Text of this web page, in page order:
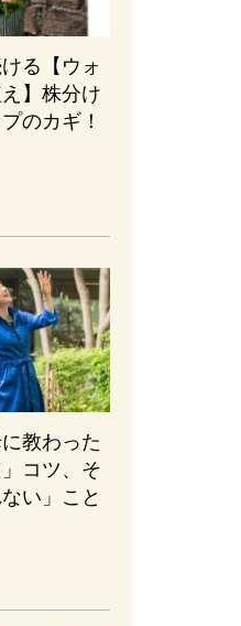
る【ウォ
】株分け
のカギ！
教わった
コツ、そ
い」こと